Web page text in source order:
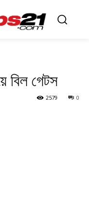
বিল গেটস
0
2579